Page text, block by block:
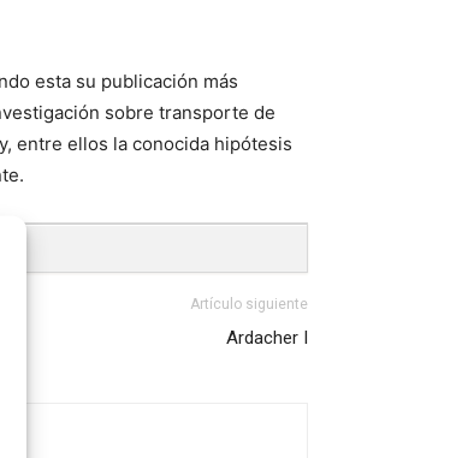
esta su publicación más
sobre transporte de
entre ellos la conocida hipótesis
Artículo siguiente
Ardacher I